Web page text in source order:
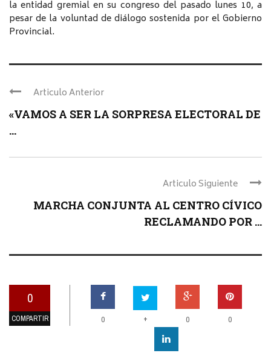
la entidad gremial en su congreso del pasado lunes 10, a
pesar de la voluntad de diálogo sostenida por el Gobierno
Provincial.
Articulo Anterior
«VAMOS A SER LA SORPRESA ELECTORAL DE
...
Articulo Siguiente
MARCHA CONJUNTA AL CENTRO CÍVICO
RECLAMANDO POR ...
0
COMPARTIR 0 + 0 0